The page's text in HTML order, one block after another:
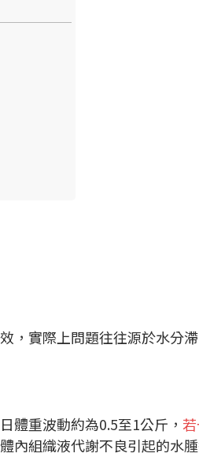
，實際上問題往往源於水分
體重波動約為0.5至1公斤，
內組織液代謝不良引起的水腫